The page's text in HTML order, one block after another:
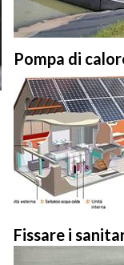
Pompa di
Fissare i